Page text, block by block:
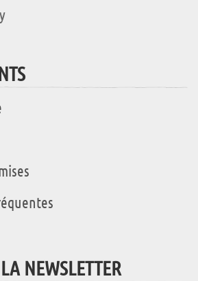
NEWSLETTER